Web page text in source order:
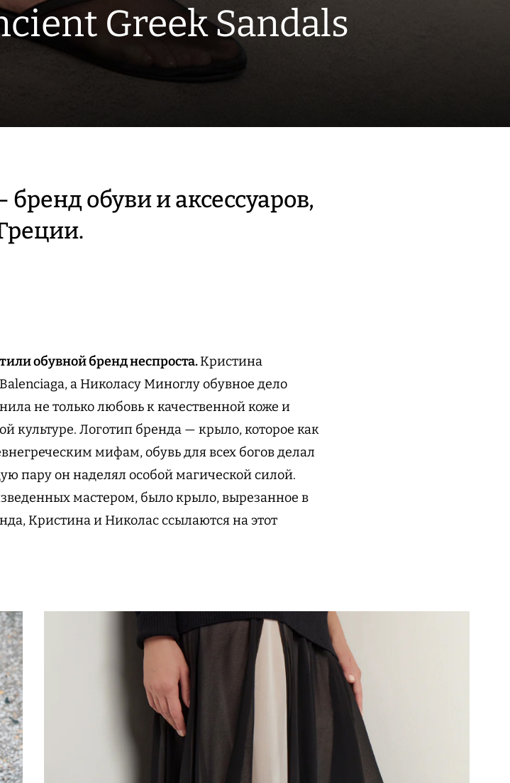
Greek Sandals
обуви и аксессуаров,
обувной бренд неспроста.Кристина
а Николасу Миноглу обувное дело
не только любовь к качественной коже и
культуре. Логотип бренда — крыло, которое как
мифам, обувь для всех богов делал
пару он наделял особой магической силой.
мастером, было крыло, вырезанное в
Кристина и Николас ссылаются на этот